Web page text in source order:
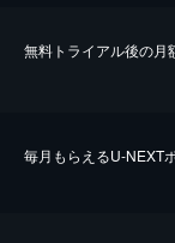
無料トライアル後の⽉
毎⽉もらえるU-NEXT